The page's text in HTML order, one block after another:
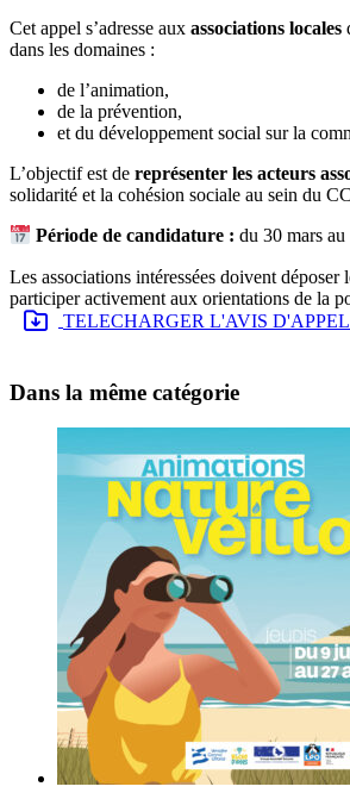
Cet appel s’adresse aux associations locales
dans les domaines :
de l’animation,
de la prévention,
et du développement social sur la
L’objectif est de représenter les acteurs
solidarité et la cohésion sociale au sein du
Période de candidature : du 30 mars
Les associations intéressées doivent
participer activement aux orientations de la
TELECHARGER L'AVIS
Dans la même catégorie